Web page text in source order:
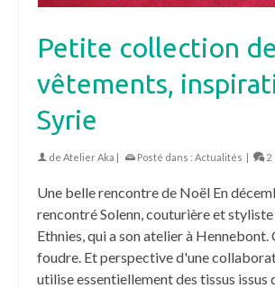
Petite collection de
vêtements,
Syrie
de Atelier Aka | Posté dans : Actualités | 2
Une belle rencontre de Noël En
rencontré Solenn, couturière et
Ethnies, qui a son atelier à Hennebont.
foudre. Et perspective d'une
utilise essentiellement des tissus issus